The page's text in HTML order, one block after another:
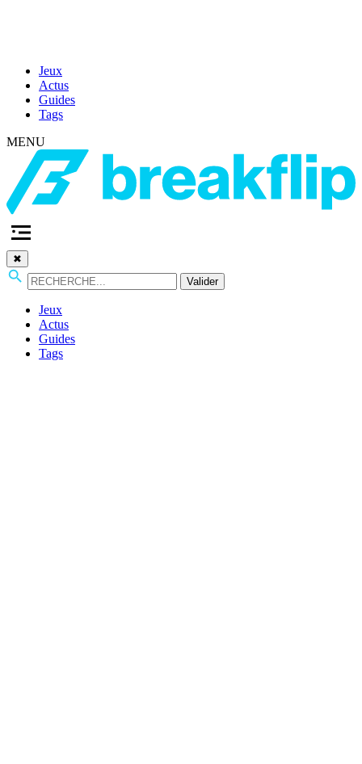
Jeux
Actus
Guides
Tags
MENU
✖
Valider
Jeux
Actus
Guides
Tags